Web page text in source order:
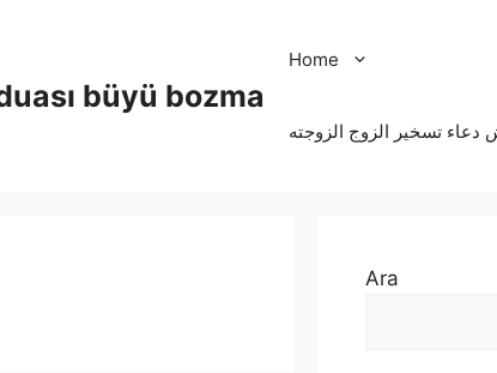
büyü bozma
Home
دعاء تسخير الزوج الزوجته
Ara